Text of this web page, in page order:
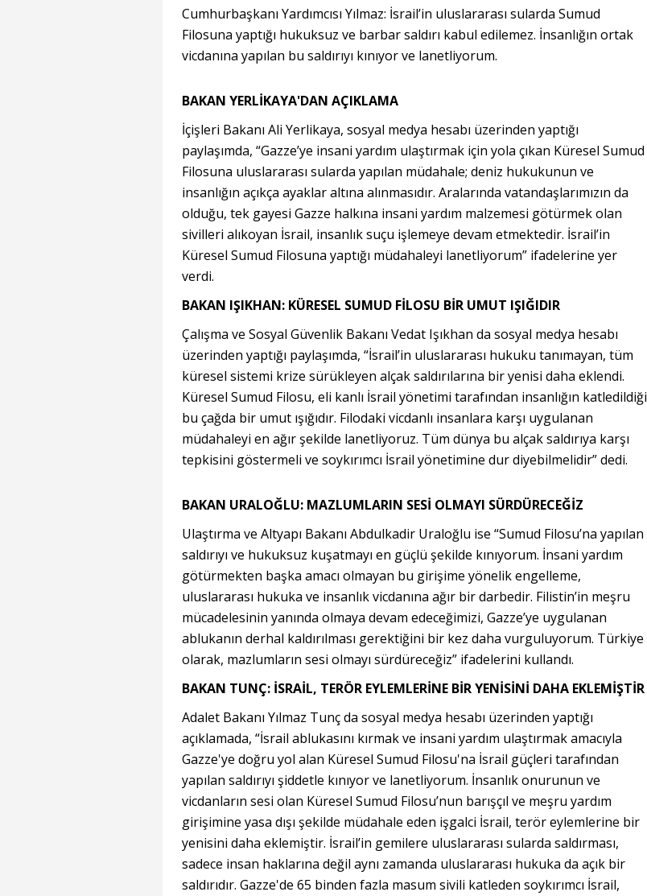
Cumhurbaşkanı Yardımcısı Yılmaz: İsrail’in uluslararası sularda Sumud
Filosuna yaptığı hukuksuz ve barbar saldırı kabul edilemez. İnsanlığın ortak
vicdanına yapılan bu saldırıyı kınıyor ve lanetliyorum.
BAKAN YERLİKAYA'DAN AÇIKLAMA
İçişleri Bakanı Ali Yerlikaya, sosyal medya hesabı üzerinden yaptığı
paylaşımda, “Gazze’ye insani yardım ulaştırmak için yola çıkan Küresel Sumud
Filosuna uluslararası sularda yapılan müdahale; deniz hukukunun ve
insanlığın açıkça ayaklar altına alınmasıdır. Aralarında vatandaşlarımızın da
olduğu, tek gayesi Gazze halkına insani yardım malzemesi götürmek olan
sivilleri alıkoyan İsrail, insanlık suçu işlemeye devam etmektedir. İsrail’in
Küresel Sumud Filosuna yaptığı müdahaleyi lanetliyorum” ifadelerine yer
verdi.
BAKAN IŞIKHAN: KÜRESEL SUMUD FİLOSU BİR UMUT IŞIĞIDIR
Çalışma ve Sosyal Güvenlik Bakanı Vedat Işıkhan da sosyal medya hesabı
üzerinden yaptığı paylaşımda, “İsrail’in uluslararası hukuku tanımayan, tüm
küresel sistemi krize sürükleyen alçak saldırılarına bir yenisi daha eklendi.
Küresel Sumud Filosu, eli kanlı İsrail yönetimi tarafından insanlığın katledildiği
bu çağda bir umut ışığıdır. Filodaki vicdanlı insanlara karşı uygulanan
müdahaleyi en ağır şekilde lanetliyoruz. Tüm dünya bu alçak saldırıya karşı
tepkisini göstermeli ve soykırımcı İsrail yönetimine dur diyebilmelidir” dedi.
BAKAN URALOĞLU: MAZLUMLARIN SESİ OLMAYI SÜRDÜRECEĞİZ
Ulaştırma ve Altyapı Bakanı Abdulkadir Uraloğlu ise “Sumud Filosu’na yapılan
saldırıyı ve hukuksuz kuşatmayı en güçlü şekilde kınıyorum. İnsani yardım
götürmekten başka amacı olmayan bu girişime yönelik engelleme,
uluslararası hukuka ve insanlık vicdanına ağır bir darbedir. Filistin’in meşru
mücadelesinin yanında olmaya devam edeceğimizi, Gazze’ye uygulanan
ablukanın derhal kaldırılması gerektiğini bir kez daha vurguluyorum. Türkiye
olarak, mazlumların sesi olmayı sürdüreceğiz” ifadelerini kullandı.
BAKAN TUNÇ: İSRAİL, TERÖR EYLEMLERİNE BİR YENİSİNİ DAHA EKLEMİŞTİR
Adalet Bakanı Yılmaz Tunç da sosyal medya hesabı üzerinden yaptığı
açıklamada, “İsrail ablukasını kırmak ve insani yardım ulaştırmak amacıyla
Gazze'ye doğru yol alan Küresel Sumud Filosu'na İsrail güçleri tarafından
yapılan saldırıyı şiddetle kınıyor ve lanetliyorum. İnsanlık onurunun ve
vicdanların sesi olan Küresel Sumud Filosu’nun barışçıl ve meşru yardım
girişimine yasa dışı şekilde müdahale eden işgalci İsrail, terör eylemlerine bir
yenisini daha eklemiştir. İsrail’in gemilere uluslararası sularda saldırması,
sadece insan haklarına değil aynı zamanda uluslararası hukuka da açık bir
saldırıdır. Gazze'de 65 binden fazla masum sivili katleden soykırımcı İsrail,